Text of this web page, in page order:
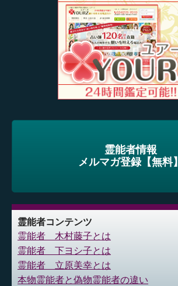
霊能者情報
メルマガ登録【無料】
霊能者コンテンツ
霊能者 木村藤子とは
霊能者 下ヨシ子とは
霊能者 立原美幸とは
本物霊能者と偽物霊能者の違い